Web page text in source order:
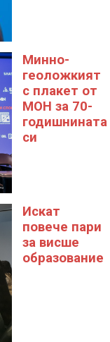
Минно-
геоложкият
с плакет от
МОН за 70-
годишнината
си
Искат
повече пари
за висше
образование